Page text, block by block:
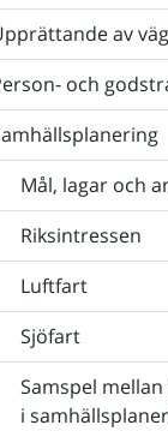
av
och
Mål, lagar och
Riksintressen
Luftfart
Sjöfart
Samspel
i